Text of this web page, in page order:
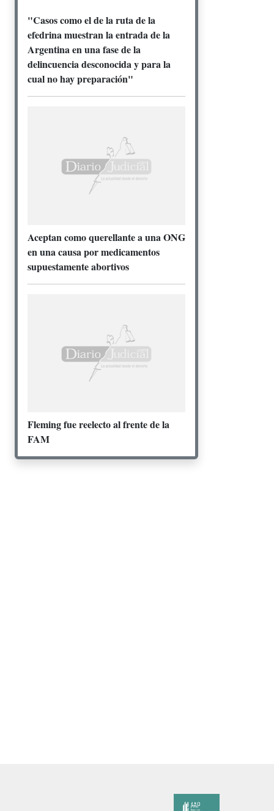
"Casos como el de la ruta de la
efedrina muestran la entrada de la
Argentina en una fase de la
delincuencia desconocida y para la
cual no hay preparación"
Aceptan como querellante a una ONG
en una causa por medicamentos
supuestamente abortivos
Fleming fue reelecto al frente de la
FAM